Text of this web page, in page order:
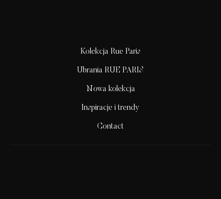
Kolekcja Rue Paris
Ubrania RUE PARIS
Nowa kolekcja
Inspiracje i trendy
Contact